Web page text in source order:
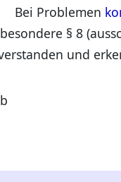
Bei Problemen
§ 8
und